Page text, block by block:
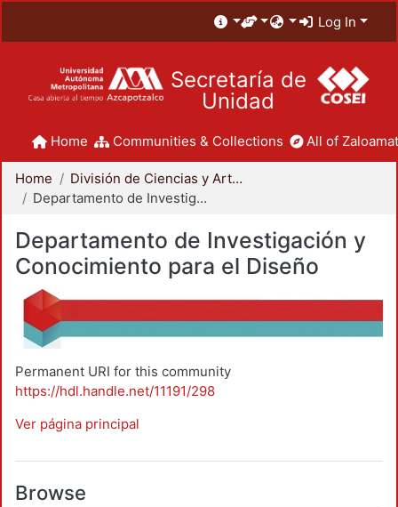
Log In
Secretaría de
Unidad
Home Communities & Collections All of
Home
División de Ciencias y Artes para el Diseño
Departamento de Investigación y Conocimiento para el Diseño
Departamento de Investigación y
Conocimiento para el Diseño
Permanent URI for this community
https://hdl.handle.net/11191/298
Ver página principal
Browse